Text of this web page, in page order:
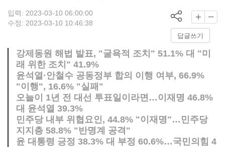
입력: 2023-03-10 06:00:00
수정: 2023-03-10 10:46:38
답글쓰기
강제동원 해법 발표, "굴욕적 조치" 51.1% 대 "미
래 위한 조치" 41.9%
윤석열·안철수 공동정부 합의 이행 여부, 66.9%
"이행", 16.6% "실패"
오늘이 1년 전 대선 투표일이라면…이재명 46.8%
대 윤석열 39.3%
민주당 내부 위협요인, 44.8% "이재명"…민주당
지지층 58.8% "반명계 공격"
윤 대통령 긍정 38.3% 대 부정 60.6%…국민의힘 4